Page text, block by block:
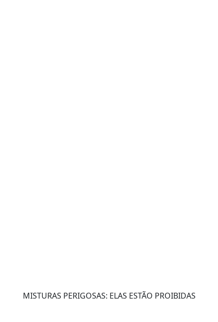
MISTURAS PERIGOSAS: ELAS ESTÃO PROIBIDAS